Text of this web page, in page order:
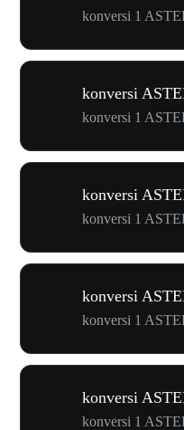
konversi 1
konversi
konversi 1
konversi
konversi 1
konversi
konversi 1
konversi
konversi 1